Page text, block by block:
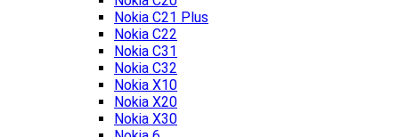
Nokia C21 Plus
Nokia C22
Nokia C31
Nokia C32
Nokia X10
Nokia X20
Nokia X30